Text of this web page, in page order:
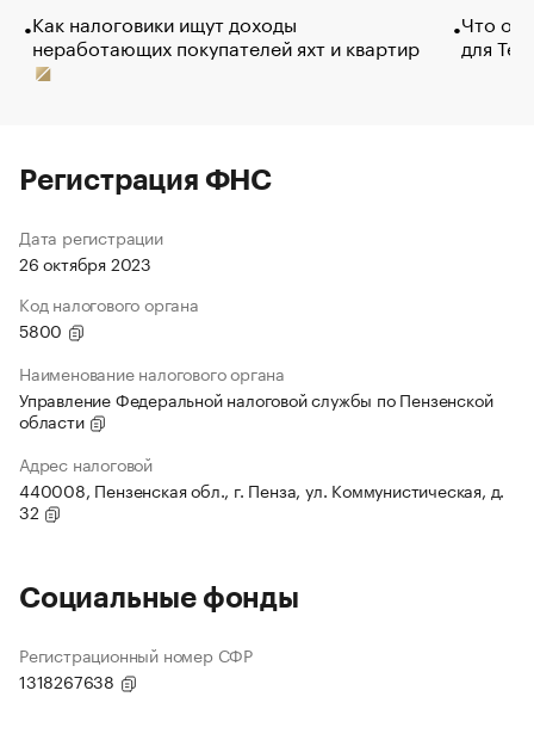
Как налоговики ищут доходы
неработающих покупателей яхт и квартир
Что
для
Регистрация ФНС
Дата регистрации
26 октября 2023
Код налогового органа
5800
Наименование налогового органа
Управление Федеральной налоговой службы по Пензенской
области
Адрес налоговой
440008, Пензенская обл., г. Пенза, ул. Коммунистическая, д.
32
Социальные фонды
Регистрационный номер СФР
1318267638